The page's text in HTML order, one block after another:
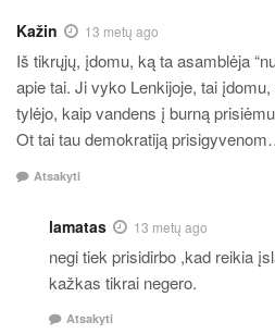
Kažin 13 metų ago
Iš tikrųjų, įdomu, ką ta asamblėja
apie tai. Ji vyko Lenkijoje, tai
tylėjo, kaip vandens į burną
Ot tai tau demokratiją
Atsakyti
lamatas 13 metų ago
negi tiek prisidirbo ,kad reikia
kažkas tikrai negero.
Atsakyti